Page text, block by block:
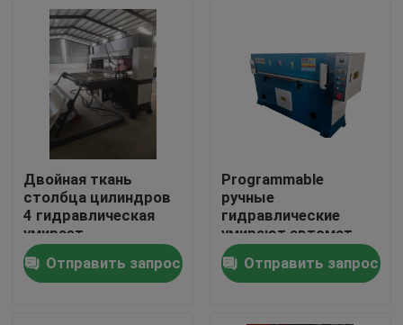
Дом
Продукты
Двойная ткань
столбца цилиндров
4 гидравлическая
умирает
руководство
автомата для резки
Отправить запрос
Programmable
ручные
гидравлические
умирают автомат
для резки цифров
Отправить запрос